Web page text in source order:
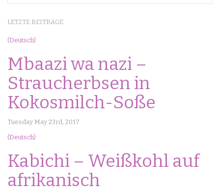
LETZTE BEITRÄGE
(Deutsch)
Mbaazi wa nazi –
Straucherbsen in
Kokosmilch-Soße
Tuesday May 23rd, 2017
(Deutsch)
Kabichi – Weißkohl auf
afrikanisch